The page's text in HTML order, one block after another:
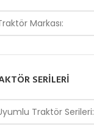
Markası:
SERILERI
Traktör Serileri: